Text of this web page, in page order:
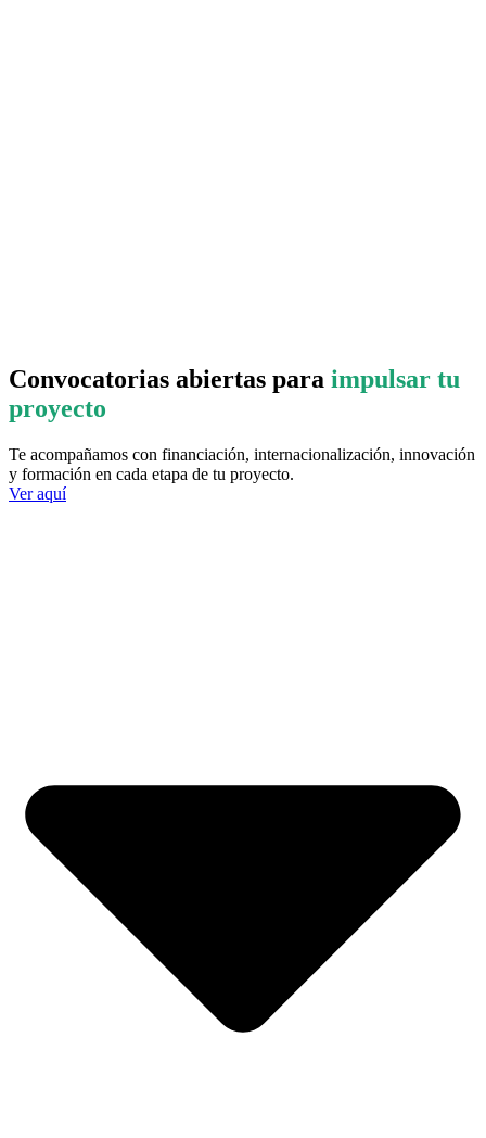
Convocatorias abiertas para impulsar tu
proyecto
Te acompañamos con financiación, internacionalización, innovación
y formación en cada etapa de tu proyecto.
Ver aquí